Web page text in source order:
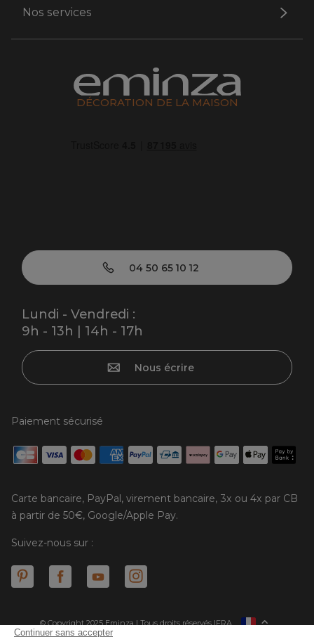
Nos services
DÉCORATION DE LA MAISON
04 50 65 10 12
Lundi - Vendredi :
9h - 13h | 14h - 17h
Nous écrire
Paiement sécurisé
Carte bancaire, PayPal, virement bancaire, 3x ou 4x par CB
à partir de 50€, Google/Apple Pay.
Suivez-nous sur :
© Copyright 2025 Eminza | Tous droits réservés |
ESPAÑAFRA